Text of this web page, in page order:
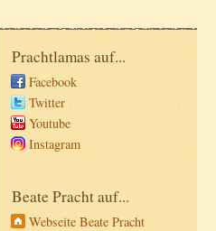
Prachtlamas auf...
Facebook
Twitter
Youtube
Instagram
Beate Pracht auf...
Webseite Beate Pracht